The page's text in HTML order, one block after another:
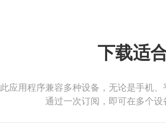
下载适
此应用程序兼容多种设备，无论是手机
通过一次订阅，即可在多个设